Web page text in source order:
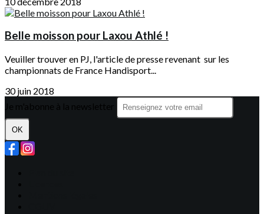
Belle moisson pour Laxou Athlé !
Veuiller trouver en PJ, l'article de presse revenant sur les
championnats de France Handisport...
30 juin 2018
OK